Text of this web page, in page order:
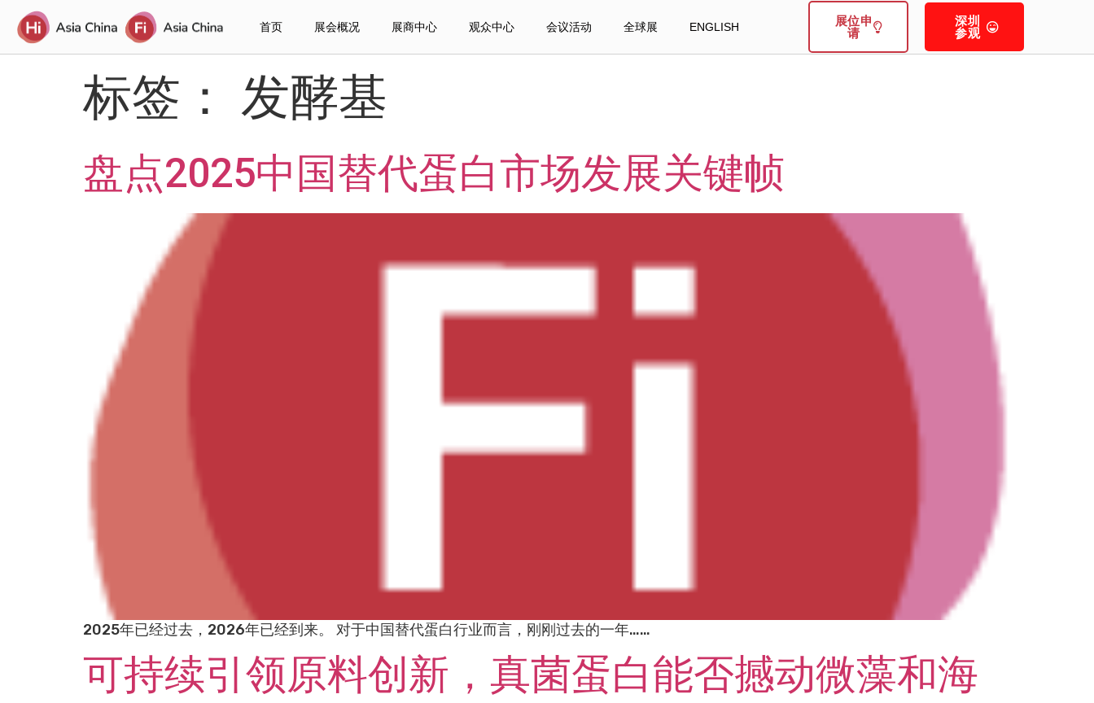
首页 展会概况 展商中心 观众中心 会议活动 全球展 ENGLISH 展位申
请
深圳
参观
标签： 发酵基
盘点2025中国替代蛋白市场发展关键帧
2025年已经过去，2026年已经到来。 对于中国替代蛋白行业而言，刚刚过去的一年……
可持续引领原料创新，真菌蛋白能否撼动微藻和海